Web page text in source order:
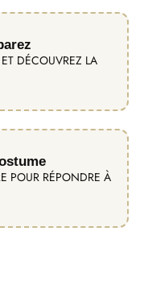
DÉCOUVREZ LA
POUR RÉPONDRE À